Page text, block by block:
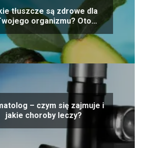
tłuszcze są zdrowe dla
organizmu? Oto
najlepszych opcji!
– czym się zajmuje i
jakie choroby leczy?